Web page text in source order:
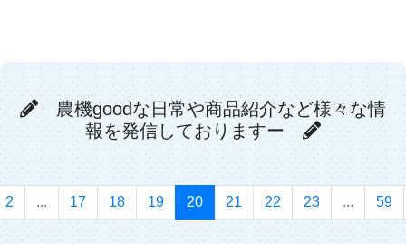
農機goodな日常や商品紹介など様々な情
報を発信しておりますー
2 ... 17 18 19 20 21 22 23 ... 59